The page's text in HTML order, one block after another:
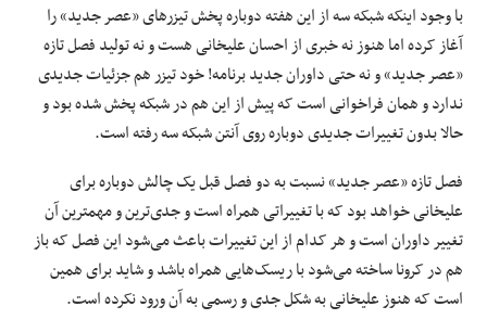
با وجود اینکه شبکه سه از این هفته دوباره پخش تیزرهای «عصر جدید» را
آغاز کرده اما هنوز نه خبری از احسان علیخانی هست و نه تولید فصل تازه
«عصر جدید» و نه حتی داوران جدید برنامه! خود تیزر هم جزئیات جدیدی
ندارد و همان فراخوانی است که پیش از این هم در شبکه پخش شده بود و
حالا بدون تغییرات جدیدی دوباره روی آنتن شبکه سه رفته است.
فصل تازه «عصر جدید» نسبت به دو فصل قبل یک چالش دوباره برای
علیخانی خواهد بود که با تغییراتی همراه است و جدی‌ترین و مهمترین آن
تغییر داوران است و هر کدام از این تغییرات باعث می‌شود این فصل که باز
هم در کرونا ساخته می‌شود با ریسک‌هایی همراه باشد و شاید برای همین
است که هنوز علیخانی به شکل جدی و رسمی به آن ورود نکرده است.